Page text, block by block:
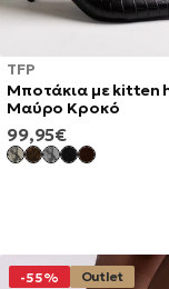
TFP
Μποτάκια με kitten
Μαύρο Κροκό
ΚΑΝΟΝΙΚΉ
ΤΙΜΉ
99,95€
-55%
Outlet